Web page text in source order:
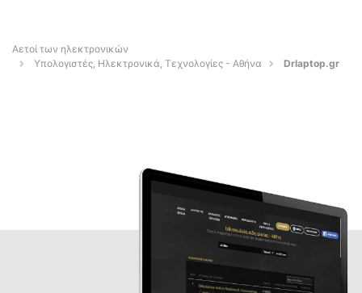
Αετοί των ηλεκτρονικών
Υπολογιστές, Ηλεκτρονικά, Τεχνολογίες - Αθήνα
Drlaptop.gr